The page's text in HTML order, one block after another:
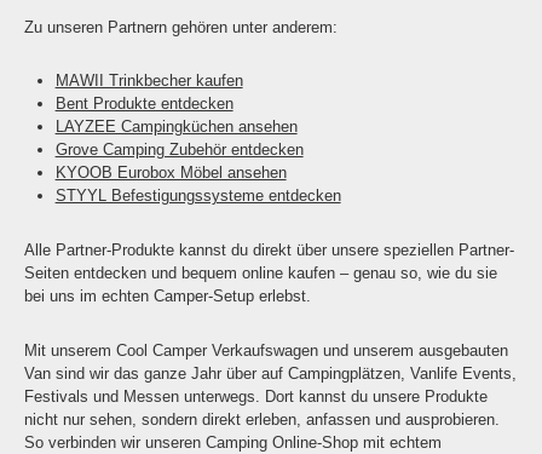
Zu unseren Partnern gehören unter anderem:
MAWII Trinkbecher kaufen
Bent Produkte entdecken
LAYZEE Campingküchen ansehen
Grove Camping Zubehör entdecken
KYOOB Eurobox Möbel ansehen
STYYL Befestigungssysteme entdecken
Alle Partner-Produkte kannst du direkt über unsere speziellen Partner-
Seiten entdecken und bequem online kaufen – genau so, wie du sie
bei uns im echten Camper-Setup erlebst.
Mit unserem Cool Camper Verkaufswagen und unserem ausgebauten
Van sind wir das ganze Jahr über auf Campingplätzen, Vanlife Events,
Festivals und Messen unterwegs. Dort kannst du unsere Produkte
nicht nur sehen, sondern direkt erleben, anfassen und ausprobieren.
So verbinden wir unseren Camping Online-Shop mit echtem